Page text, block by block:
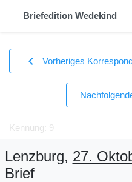
Briefedition Wedekind
chevron_left Vorheriges
Kennung: 9
Lenzburg, 27.
Brief